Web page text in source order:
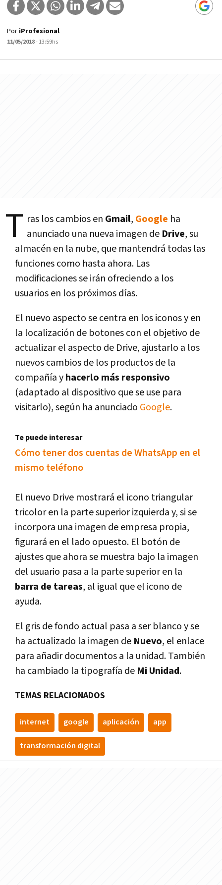
Por iProfesional
11/05/2018- 13:59hs
T ras los cambios en Gmail, Google ha
anunciado una nueva imagen de Drive, su
almacén en la nube, que mantendrá todas las
funciones como hasta ahora. Las
modificaciones se irán ofreciendo a los
usuarios en los próximos dí­as.
El nuevo aspecto se centra en los iconos y en
la localización de botones con el objetivo de
actualizar el aspecto de Drive, ajustarlo a los
nuevos cambios de los productos de la
compañí­a yhacerlo más responsivo
(adaptado al dispositivo que se use para
visitarlo), según ha anunciado Google.
Te puede interesar
Cómo tener dos cuentas de WhatsApp en el
mismo teléfono
El nuevo Drive mostrará el icono triangular
tricolor en la parte superior izquierda y, si se
incorpora una imagen de empresa propia,
figurará en el lado opuesto. El botón de
ajustes que ahora se muestra bajo la imagen
del usuario pasa a la parte superior en la
barra de tareas, al igual que el icono de
ayuda.
El gris de fondo actual pasa a ser blanco y se
ha actualizado la imagen de Nuevo, el enlace
para añadir documentos a la unidad. También
ha cambiado la tipografí­a de Mi Unidad.
TEMAS RELACIONADOS
internet google aplicación app
transformación digital